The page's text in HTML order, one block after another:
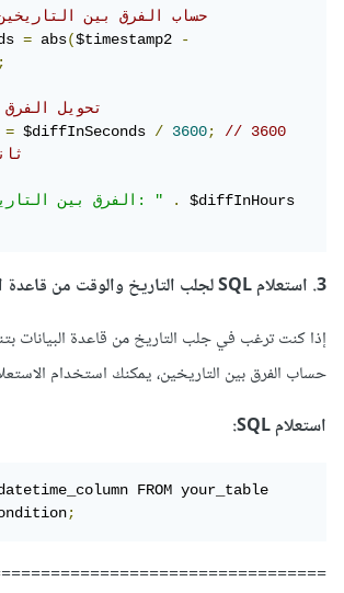
= abs($timestamp2 -
= $diffInSeconds / 3600;
// 3600
"الفرق بين التاريخين هو: " .
3. استعلام SQL لجلب التاريخ والوقت من قاعدة البيانات:
إذا كنت ترغب في جلب التاريخ من قاعدة البيانات
حساب الفرق بين التاريخين، يمكنك استخدام
استعلام SQL:
FROM your_table
;